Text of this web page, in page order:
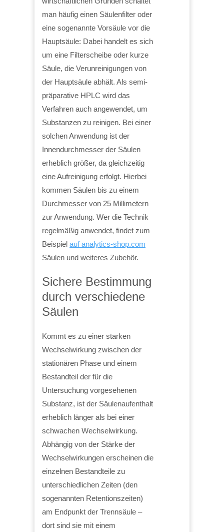
man häufig einen Säulenfilter oder
eine sogenannte Vorsäule vor die
Hauptsäule: Dabei handelt es sich
um eine Filterscheibe oder kurze
Säule, die Verunreinigungen von
der Hauptsäule abhält. Als semi-
präparative HPLC wird das
Verfahren auch angewendet, um
Substanzen zu reinigen. Bei einer
solchen Anwendung ist der
Innendurchmesser der Säulen
erheblich größer, da gleichzeitig
eine Aufreinigung erfolgt. Hierbei
kommen Säulen bis zu einem
Durchmesser von 25 Millimetern
zur Anwendung. Wer die Technik
regelmäßig anwendet, findet zum
Beispiel auf analytics-shop.com
Säulen und weiteres Zubehör.
Sichere Bestimmung
durch verschiedene
Säulen
Kommt es zu einer starken
Wechselwirkung zwischen der
stationären Phase und einem
Bestandteil der für die
Untersuchung vorgesehenen
Substanz, ist der Säulenaufenthalt
erheblich länger als bei einer
schwachen Wechselwirkung.
Abhängig von der Stärke der
Wechselwirkungen erscheinen die
einzelnen Bestandteile zu
unterschiedlichen Zeiten (den
sogenannten Retentionszeiten)
am Endpunkt der Trennsäule –
dort sind sie mit einem